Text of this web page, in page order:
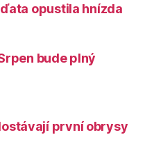
opustila hnízda
bude plný
první obrysy